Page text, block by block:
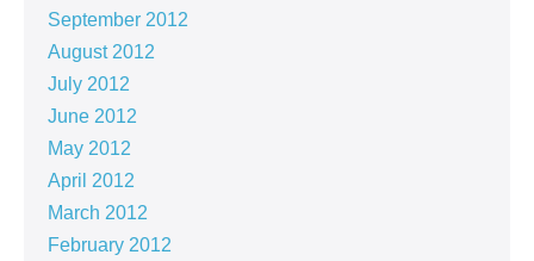
September 2012
August 2012
July 2012
June 2012
May 2012
April 2012
March 2012
February 2012